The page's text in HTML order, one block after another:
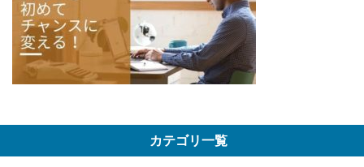
カテゴリ一覧